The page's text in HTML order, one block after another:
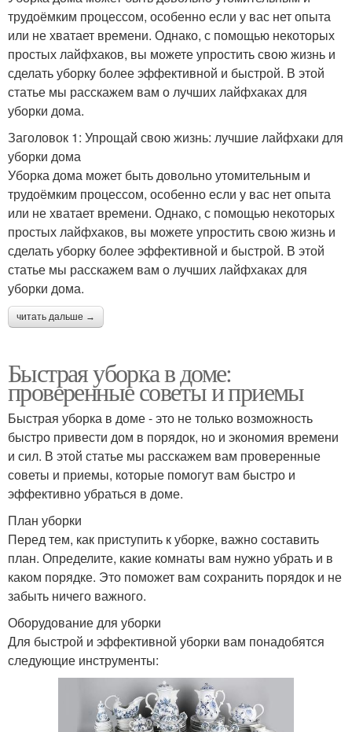
трудоёмким процессом, особенно если у вас нет опыта
или не хватает времени. Однако, с помощью некоторых
простых лайфхаков, вы можете упростить свою жизнь и
сделать уборку более эффективной и быстрой. В этой
статье мы расскажем вам о лучших лайфхаках для
уборки дома.
Заголовок 1: Упрощай свою жизнь: лучшие лайфхаки для
уборки дома
Уборка дома может быть довольно утомительным и
трудоёмким процессом, особенно если у вас нет опыта
или не хватает времени. Однако, с помощью некоторых
простых лайфхаков, вы можете упростить свою жизнь и
сделать уборку более эффективной и быстрой. В этой
статье мы расскажем вам о лучших лайфхаках для
уборки дома.
читать дальше →
Быстрая уборка в доме:
проверенные советы и приемы
Быстрая уборка в доме - это не только возможность
быстро привести дом в порядок, но и экономия времени
и сил. В этой статье мы расскажем вам проверенные
советы и приемы, которые помогут вам быстро и
эффективно убраться в доме.
План уборки
Перед тем, как приступить к уборке, важно составить
план. Определите, какие комнаты вам нужно убрать и в
каком порядке. Это поможет вам сохранить порядок и не
забыть ничего важного.
Оборудование для уборки
Для быстрой и эффективной уборки вам понадобятся
следующие инструменты: